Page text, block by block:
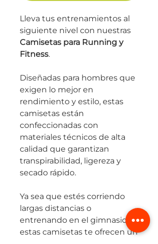
Lleva tus entrenamientos al
siguiente nivel con nuestras
Camisetas para Running y
Fitness.
Diseñadas para hombres que
exigen lo mejor en
rendimiento y estilo, estas
camisetas están
confeccionadas con
materiales técnicos de alta
calidad que garantizan
transpirabilidad, ligereza y
secado rápido.
Ya sea que estés corriendo
largas distancias o
entrenando en el gimnasio,
estas camisetas te ofrecen un